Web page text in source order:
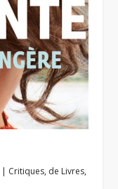
| Critiques, de Livres,